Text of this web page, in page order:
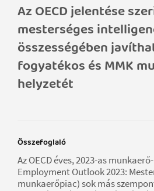
Az OECD jelentése
mesterséges
összességében
fogyatékos és MMK
helyzetét
Összefoglaló
Az OECD éves, 2023-as
Employment Outlook 2023:
munkaerőpiac) sok más